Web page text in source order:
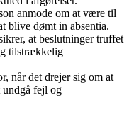
anmode om at være til
blive dømt in absentia.
at beslutninger truffet
tilstrækkelig
når det drejer sig om at
undgå fejl og